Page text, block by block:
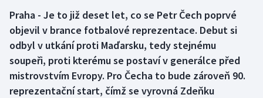
Box
Curling
Dostihy
Praha - Je to již deset let, co se Petr Čech poprvé
objevil v brance fotbalové reprezentace. Debut si
odbyl v utkání proti Maďarsku, tedy stejnému
soupeři, proti kterému se postaví v generálce před
mistrovstvím Evropy. Pro Čecha to bude zároveň 90.
reprezentační start, čímž se vyrovná Zdeňku